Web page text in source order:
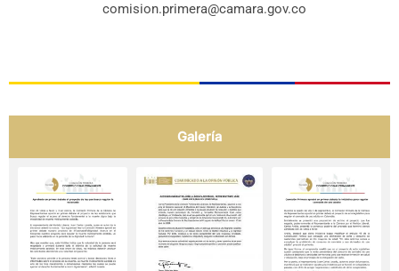
comision.primera@camara.gov.co
Galería